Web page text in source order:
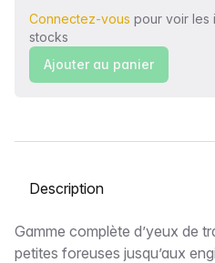
Connectez-vous pour voir les
stocks
Ajouter au panier
Sélectionnez un onglet
Description
Gamme complète d’yeux de
petites foreuses jusqu’aux